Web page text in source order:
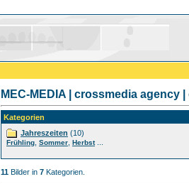
MEC-MEDIA | crossmedia
Kategorien
Jahreszeiten (10)
Frühling Sommer Herbst...
11 Bilder in 7 Kategorien.